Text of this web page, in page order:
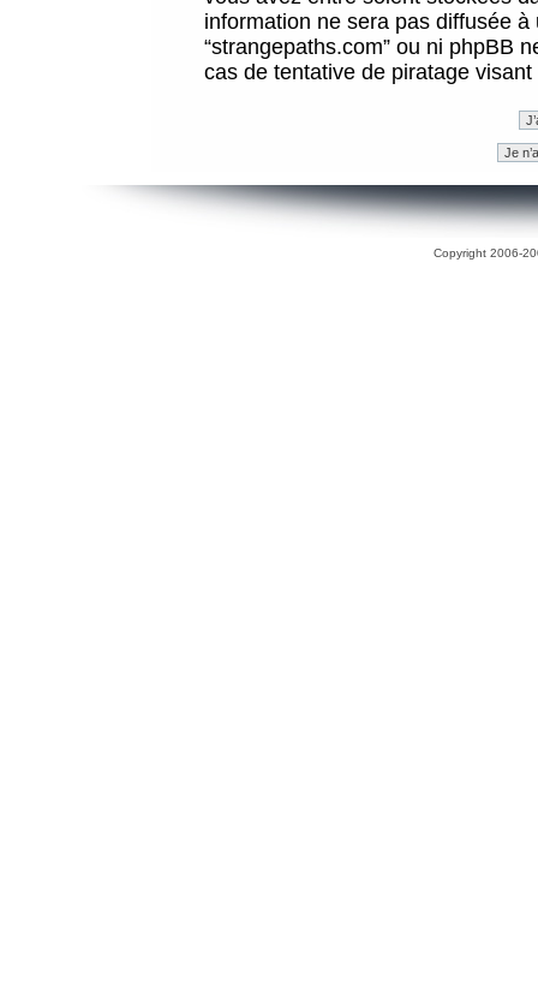
information ne sera pas diffusée
“strangepaths.com” ou ni phpBB
cas de tentative de piratage
Copyright 2006-